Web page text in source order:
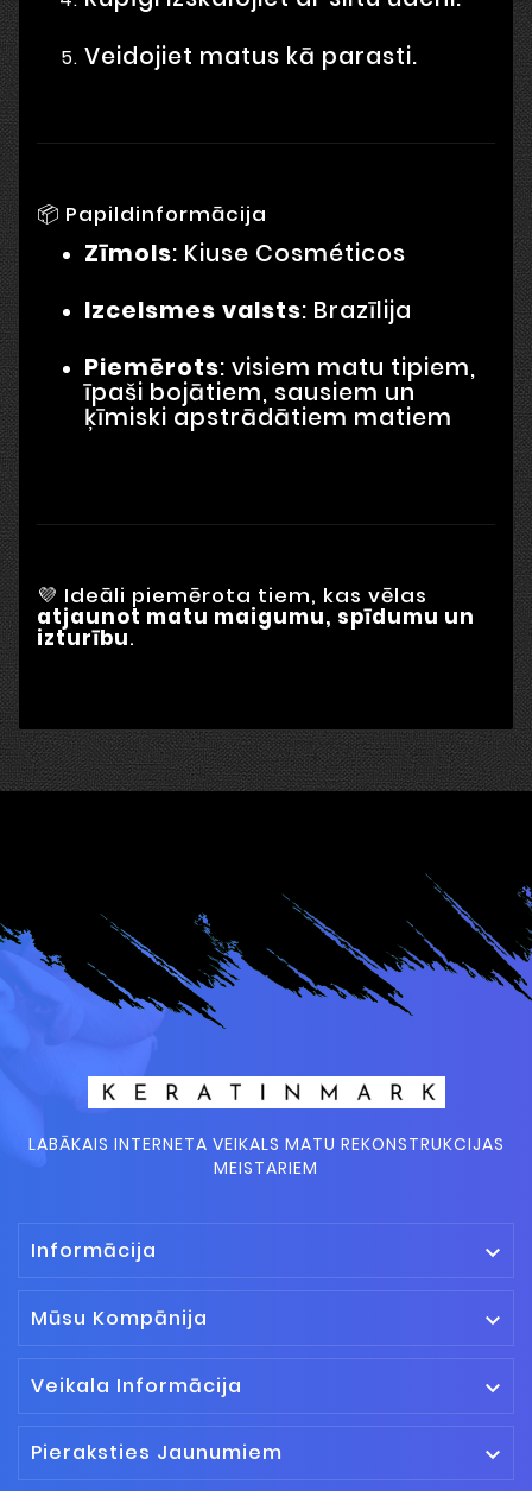
Veidojiet matus kā parasti.
📦 Papildinformācija
Zīmols: Kiuse Cosméticos
Izcelsmes valsts: Brazīlija
Piemērots: visiem matu tipiem,
īpaši bojātiem, sausiem un
ķīmiski apstrādātiem matiem
💜 Ideāli piemērota tiem, kas vēlas
atjaunot matu maigumu, spīdumu un
izturību.
LABĀKAIS INTERNETA VEIKALS MATU REKONSTRUKCIJAS
MEISTARIEM
Informācija 
Mūsu Kompānija 
Veikala Informācija 
Pieraksties Jaunumiem 